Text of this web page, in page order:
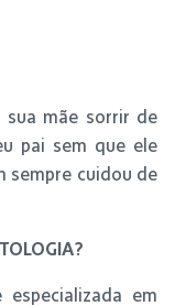
sua mãe sorrir de
pai sem que ele
sempre cuidou de
em